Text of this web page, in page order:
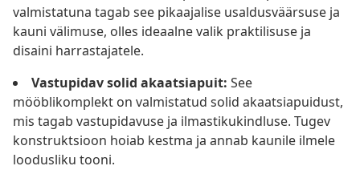
valmistatuna tagab see pikaajalise usaldusväärsuse ja
kauni välimuse, olles ideaalne valik praktilisuse ja
disaini harrastajatele.
Vastupidav solid akaatsiapuit: See
mööblikomplekt on valmistatud solid akaatsiapuidust,
mis tagab vastupidavuse ja ilmastikukindluse. Tugev
konstruktsioon hoiab kestma ja annab kaunile ilmele
loodusliku tooni.